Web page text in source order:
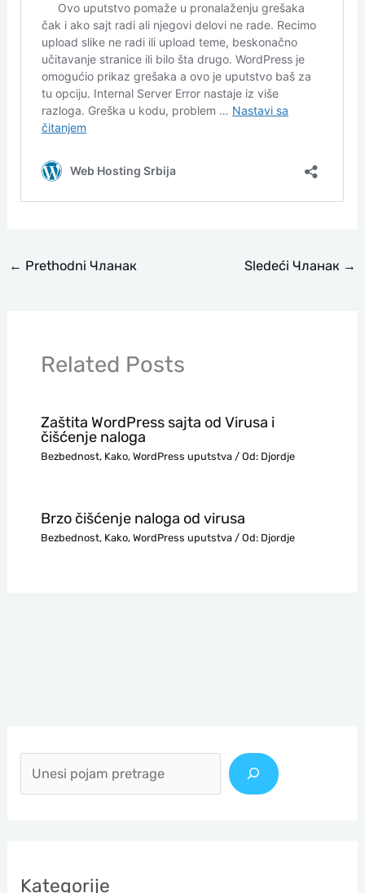
← Prethodni Чланак Sledeći Чланак →
Related Posts
Zaštita WordPress sajta od Virusa i
čišćenje naloga
Bezbednost, Kako, WordPress uputstva/ Od: Djordje
Brzo čišćenje naloga od virusa
Bezbednost, Kako, WordPress uputstva/ Od: Djordje
Kategorije